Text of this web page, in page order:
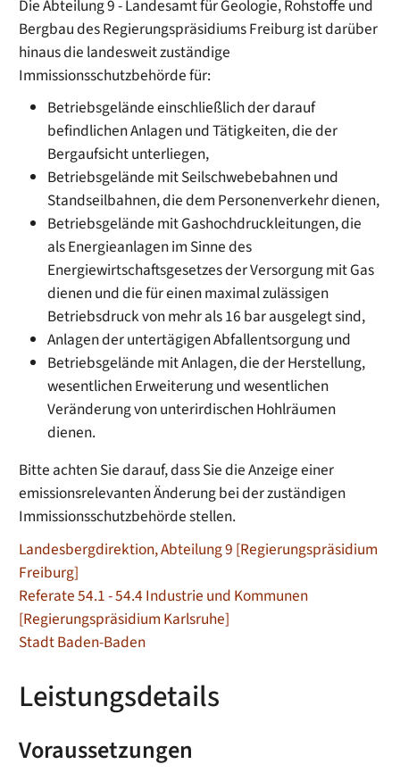
Die Abteilung 9 - Landesamt für Geologie, Rohstoffe und
Bergbau des Regierungspräsidiums Freiburg ist darüber
hinaus die landesweit zuständige
Immissionsschutzbehörde für:
Betriebsgelände einschließlich der darauf
befindlichen Anlagen und Tätigkeiten, die der
Bergaufsicht unterliegen,
Betriebsgelände mit Seilschwebebahnen und
Standseilbahnen, die dem Personenverkehr dienen,
Betriebsgelände mit Gashochdruckleitungen, die
als Energieanlagen im Sinne des
Energiewirtschaftsgesetzes der Versorgung mit Gas
dienen und die für einen maximal zulässigen
Betriebsdruck von mehr als 16 bar ausgelegt sind,
Anlagen der untertägigen Abfallentsorgung und
Betriebsgelände mit Anlagen, die der Herstellung,
wesentlichen Erweiterung und wesentlichen
Veränderung von unterirdischen Hohlräumen
dienen.
Bitte achten Sie darauf, dass Sie die Anzeige einer
emissionsrelevanten Änderung bei der zuständigen
Immissionsschutzbehörde stellen.
Landesbergdirektion, Abteilung 9 [Regierungspräsidium
Freiburg]
Referate 54.1 - 54.4 Industrie und Kommunen
[Regierungspräsidium Karlsruhe]
Stadt Baden-Baden
Leistungsdetails
Voraussetzungen